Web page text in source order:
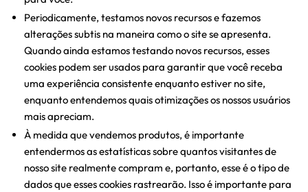
Periodicamente, testamos novos recursos e fazemos
alterações subtis na maneira como o site se apresenta.
Quando ainda estamos testando novos recursos, esses
cookies podem ser usados ​​para garantir que você receba
uma experiência consistente enquanto estiver no site,
enquanto entendemos quais otimizações os nossos usuários
mais apreciam.
À medida que vendemos produtos, é importante
entendermos as estatísticas sobre quantos visitantes de
nosso site realmente compram e, portanto, esse é o tipo de
dados que esses cookies rastrearão. Isso é importante para